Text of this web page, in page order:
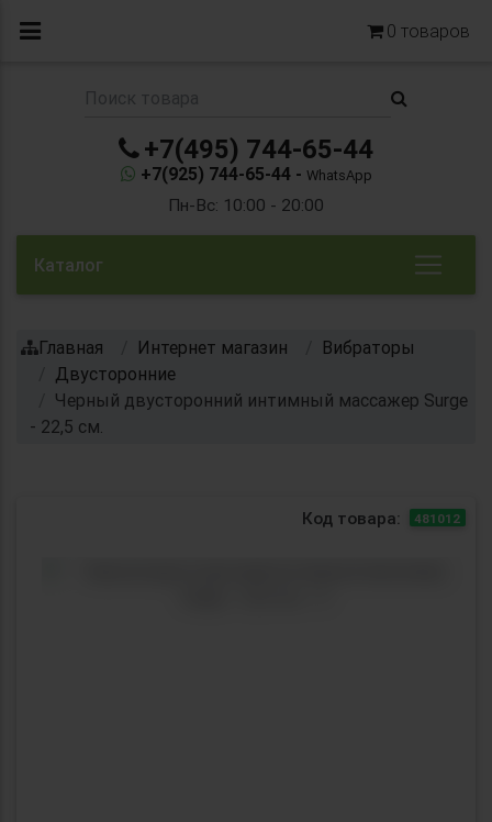
0 товаров
+7(495) 744-65-44
+7(925) 744-65-44 - WhatsApp
Пн-Вс: 10:00 - 20:00
Каталог
Главная Интернет магазин
Вибраторы
Двусторонние
Черный двусторонний интимный массажер Surge
- 22,5 см.
Код товара: 481012